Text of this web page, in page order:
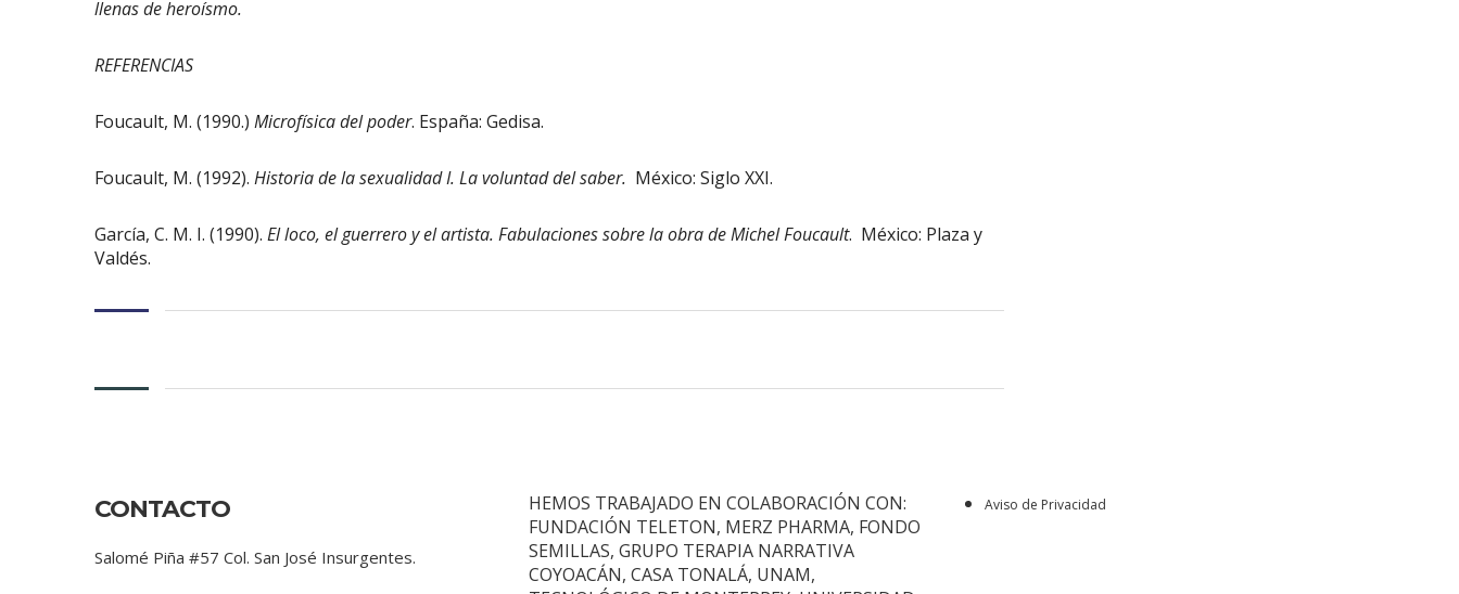
llenas de heroísmo.
REFERENCIAS
Foucault, M. (1990.) Microfísica del poder. España: Gedisa.
Foucault, M. (1992). Historia de la sexualidad I. La voluntad del saber. México: Siglo XXI.
García, C. M. I. (1990). El loco, el guerrero y el artista. Fabulaciones sobre la obra de Michel Foucault. México: Plaza y
Valdés.
CONTACTO
Salomé Piña #57 Col. San José Insurgentes.
HEMOS TRABAJADO EN COLABORACIÓN CON:
FUNDACIÓN TELETON, MERZ PHARMA, FONDO
SEMILLAS, GRUPO TERAPIA NARRATIVA
COYOACÁN, CASA TONALÁ, UNAM,
Aviso de Privacidad